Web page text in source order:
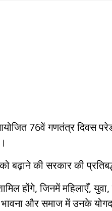
76वें गणतंत्र दिवस
बढ़ाने की सरकार की
होंगे, जिनमें महिलाएँ,
और समाज में उनके